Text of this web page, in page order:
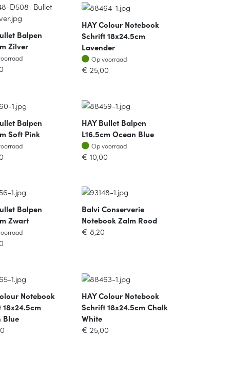
Balpen
Zilver
HAY Colour Notebook
Schrift 18x24.5cm
Lavender
Op voorraad
Op voorraad
€ 25,00
Balpen
Soft Pink
HAY Bullet Balpen
L16.5cm Ocean Blue
Op voorraad
Op voorraad
€ 10,00
Balpen
Zwart
Balvi Conserverie
Notebook Zalm Rood
€ 8,20
Notebook
Blue
HAY Colour Notebook
Schrift 18x24.5cm Chalk
White
€ 25,00